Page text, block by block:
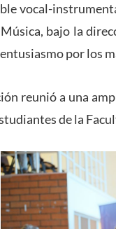
vocal-
bajo la
por los
reunió a una
de la